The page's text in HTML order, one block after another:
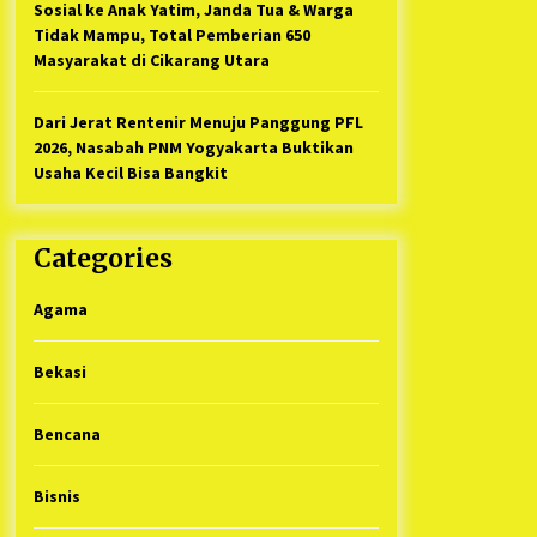
Sosial ke Anak Yatim, Janda Tua & Warga
Tidak Mampu, Total Pemberian 650
Masyarakat di Cikarang Utara
Dari Jerat Rentenir Menuju Panggung PFL
2026, Nasabah PNM Yogyakarta Buktikan
Usaha Kecil Bisa Bangkit
Categories
Agama
Bekasi
Bencana
Bisnis